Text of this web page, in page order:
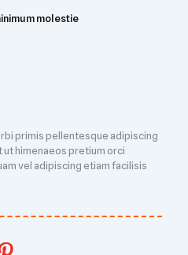
molestie
primis pellentesque adipiscing
himenaeos pretium orci
vel adipiscing etiam facilisis